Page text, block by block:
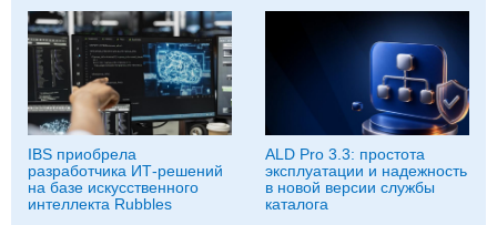
IBS приобрела
разработчика ИТ-решений
на базе искусственного
интеллекта Rubbles
ALD Pro 3.3: простота
эксплуатации и надежность
в новой версии службы
каталога